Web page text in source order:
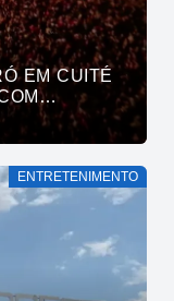
EM CUITÉ
E TOCA
ENTRETENIMENTO